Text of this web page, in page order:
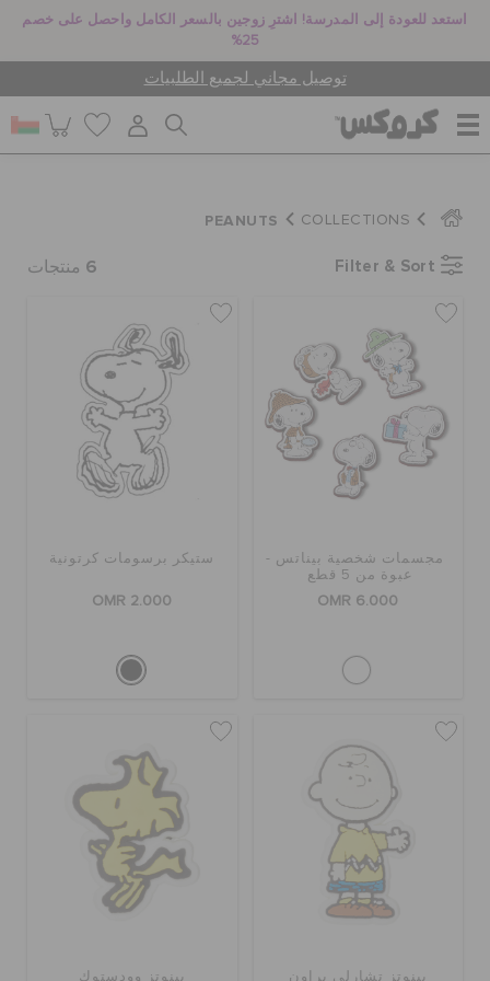
استعد للعودة إلى المدرسة! اشترِ زوجين بالسعر الكامل واحصل على خصم
25%
توصيل مجاني لجميع الطلبيات
للرجال
جيبيتز تشارمز
كروكس لمكان العمل
تسجيل الدخول / اشتراك
قائمة الامنيات
تحديد موقع المتجر
COLLECTIONS
PEANUTS
Filter & Sort
6 منتجات
مجسمات شخصية بيناتس -
عبوة من 5 قطع
OMR 6.000
ستيكر برسومات كرتونية
OMR 2.000
بينوتز تشارلي براون بينوتز وودستوك